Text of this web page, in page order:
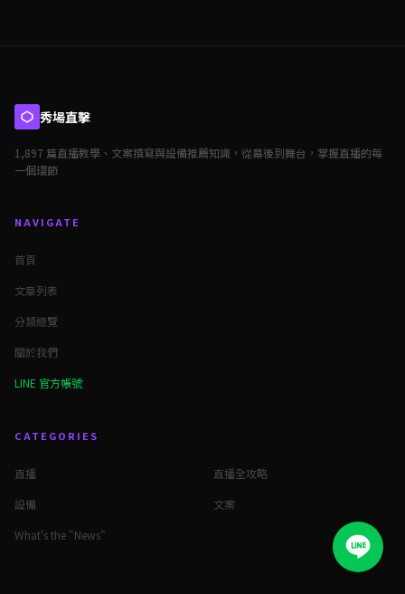
秀場直擊
1,897 篇直播教學、文案撰寫與設備推薦知識，從幕後到舞台，掌握直播的每
一個環節
NAVIGATE
首頁
文章列表
分類總覽
關於我們
LINE 官方帳號
CATEGORIES
直播
直播全攻略
設備
文案
What's the "News"